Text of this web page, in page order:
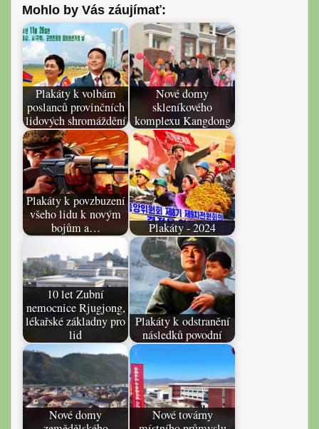
Mohlo by Vás záujímať:
Plakáty k volbám
poslanců provinčních
lidových shromáždění
Nové domy
skleníkového
komplexu Kangdong
Plakáty k povzbuzení
všeho lidu k novým
bojům a…
Plakáty - 2024
10 let Zubní
nemocnice Rjugjong,
lékařské základny pro
lid
Plakáty k odstranění
následků povodní
Nové domy
Nové továrny